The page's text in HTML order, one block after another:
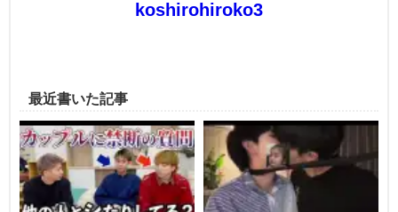
koshirohiroko3
最近書いた記事